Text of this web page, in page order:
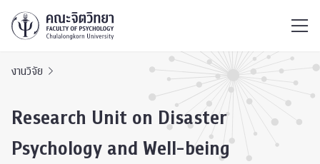
งานวิจัย
Research Unit on Disaster
Psychology and Well-being